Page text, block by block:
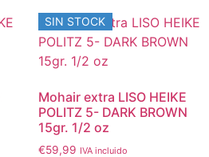
SIN STOCK
Mohair extra LISO HEIKE
POLITZ 5- DARK BROWN
15gr. 1/2 oz
€59,99 IVA incluido